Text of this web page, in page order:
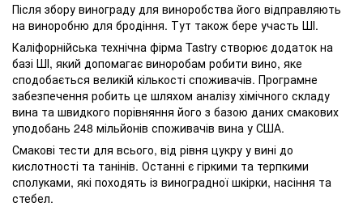
Після збору винограду для виноробства його відправляють
на виноробню для бродіння. Тут також бере участь ШІ.
Каліфорнійська технічна фірма Tastry створює додаток на
базі ШІ, який допомагає виноробам робити вино, яке
сподобається великій кількості споживачів. Програмне
забезпечення робить це шляхом аналізу хімічного складу
вина та швидкого порівняння його з базою даних смакових
уподобань 248 мільйонів споживачів вина у США.
Смакові тести для всього, від рівня цукру у вині до
кислотності та танінів. Останні є гіркими та терпкими
сполуками, які походять із виноградної шкірки, насіння та
стебел.